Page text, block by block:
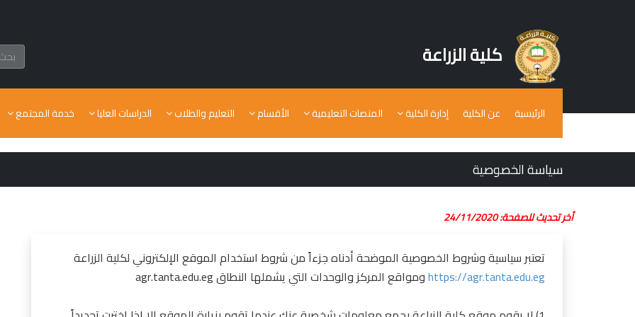
كلية الزراعة
الرئيسية عن الكلية إدارة الكلية المنصات التعليمية الأقسام التعليم والطلاب الدراسات العليا خدمة المجتمع
سياسة الخصوصية
أخر تحديث للصفحة: 24/11/2020
تعتبر سياسية وشروط الخصوصية الموضحة أدناه جزءاً من شروط استخدام الموقع الإلكتروني لكلية الزراعة
https://agr.tanta.edu.egومواقع المركز والوحدات التي يشملها النطاق agr.tanta.edu.eg